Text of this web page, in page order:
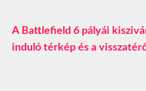
A Battlefield 6 pályái
induló térkép és a